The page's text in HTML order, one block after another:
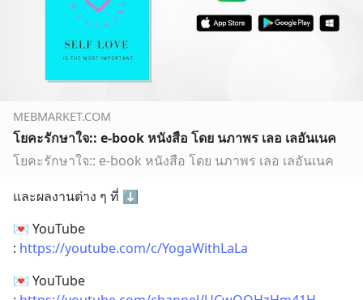
MEBMARKET.COM
โยคะรักษาใจ:: e-book หนังสือ โดย นภาพร เลอ เลอันเนค
โยคะรักษาใจ:: e-book หนังสือ โดย นภาพร เลอ เลอันเนค
และผลงานต่าง ๆ ที่ ⬇️
💌 YouTube
: https://youtube.com/c/YogaWithLaLa
💌 YouTube